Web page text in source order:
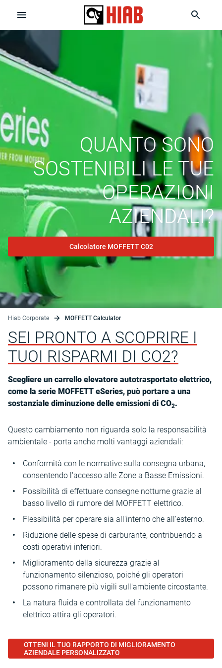
QUANTO SONO
SOSTENIBILI LE TUE
OPERAZIONI
AZIENDALI?
Calcolatore MOFFETT C02
Hiab Corporate MOFFETT Calculator
SEI PRONTO A SCOPRIRE I
TUOI RISPARMI DI CO2?
Scegliere un carrello elevatore autotrasportato elettrico,
come la serie MOFFETT eSeries, può portare a una
sostanziale diminuzione delle emissioni di CO2.
Questo cambiamento non riguarda solo la responsabilità
ambientale - porta anche molti vantaggi aziendali:
Conformità con le normative sulla consegna urbana,
consentendo l'accesso alle Zone a Basse Emissioni.
Possibilità di effettuare consegne notturne grazie al
basso livello di rumore del MOFFETT elettrico.
Flessibilità per operare sia all'interno che all'esterno.
Riduzione delle spese di carburante, contribuendo a
costi operativi inferiori.
Miglioramento della sicurezza grazie al
funzionamento silenzioso, poiché gli operatori
possono rimanere più vigili sull'ambiente circostante.
La natura fluida e controllata del funzionamento
elettrico attira gli operatori.
OTTENI IL TUO RAPPORTO DI MIGLIORAMENTO
AZIENDALE PERSONALIZZATO